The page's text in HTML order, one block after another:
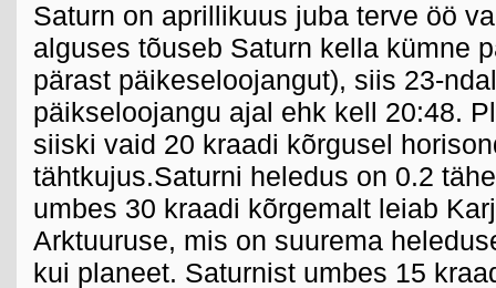
Saturn on aprillikuus juba terve öö
alguses tõuseb Saturn kella kümne
pärast päikeseloojangut), siis 23-
päikseloojangu ajal ehk kell 20:48.
siiski vaid 20 kraadi kõrgusel
tähtkujus.Saturni heledus on 0.2
umbes 30 kraadi kõrgemalt leiab
Arktuuruse, mis on suurema
kui planeet. Saturnist umbes 15